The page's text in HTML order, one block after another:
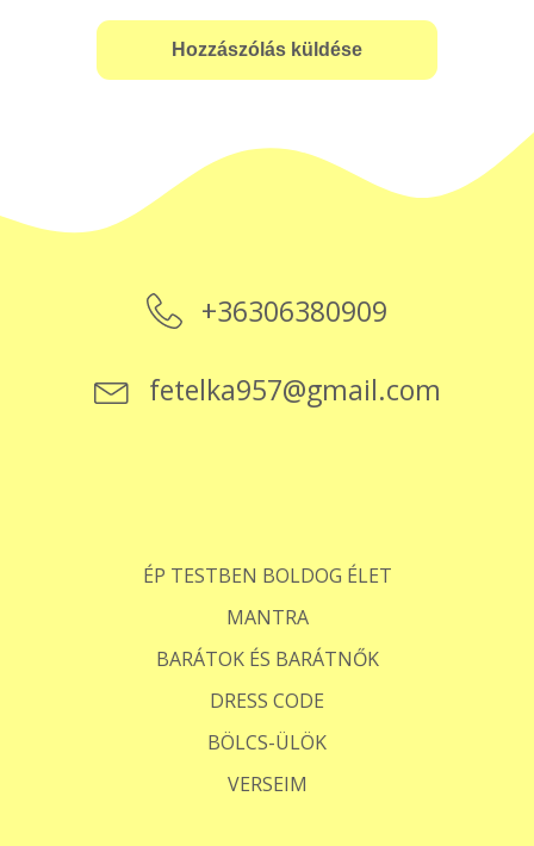
+36306380909
fetelka957@gmail.com
ÉP TESTBEN BOLDOG ÉLET
MANTRA
BARÁTOK ÉS BARÁTNŐK
DRESS CODE
BÖLCS-ÜLÖK
VERSEIM